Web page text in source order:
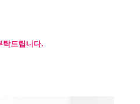
드립니다.